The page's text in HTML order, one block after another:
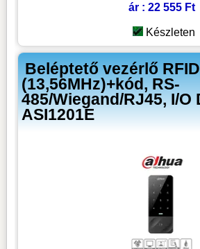
ár : 22 555 Ft
Készleten
Beléptető vezérlő RFID
(13,56MHz)+kód, RS-
485/Wiegand/RJ45, I/O
ASI1201E